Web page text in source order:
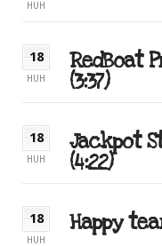
HUH
18
HUH
RedBoat
(3:37)
18
HUH
Jackpot
(4:22)
18
HUH
Happy